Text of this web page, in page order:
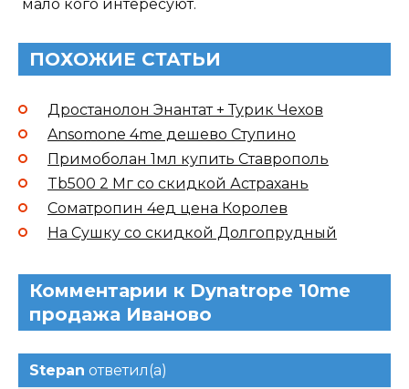
мало кого интересуют.
ПОХОЖИЕ СТАТЬИ
Дростанолон Энантат + Турик Чехов
Ansomone 4me дешево Ступино
Примоболан 1мл купить Ставрополь
Tb500 2 Мг со скидкой Астрахань
Cоматропин 4ед цена Королев
На Сушку со скидкой Долгопрудный
Комментарии к Dynatrope 10me
продажа Иваново
Stepan ответил(а)